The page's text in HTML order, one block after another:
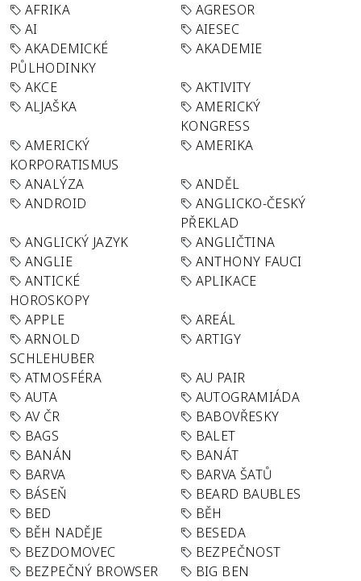
AFRIKA
AGRESOR
AI
AIESEC
AKADEMICKÉ
PŮLHODINKY
AKADEMIE
AKCE
AKTIVITY
ALJAŠKA
AMERICKÝ
KONGRESS
AMERICKÝ
KORPORATISMUS
AMERIKA
ANALÝZA
ANDĚL
ANDROID
ANGLICKO-ČESKÝ
PŘEKLAD
ANGLICKÝ JAZYK
ANGLIČTINA
ANGLIE
ANTHONY FAUCI
ANTICKÉ
HOROSKOPY
APLIKACE
APPLE
AREÁL
ARNOLD
SCHLEHUBER
ARTIGY
ATMOSFÉRA
AU PAIR
AUTA
AUTOGRAMIÁDA
AV ČR
BABOVŘESKY
BAGS
BALET
BANÁN
BANÁT
BARVA
BARVA ŠATŮ
BÁSEŇ
BEARD BAUBLES
BED
BĚH
BĚH NADĚJE
BESEDA
BEZDOMOVEC
BEZPEČNOST
BEZPEČNÝ BROWSER
BIG BEN